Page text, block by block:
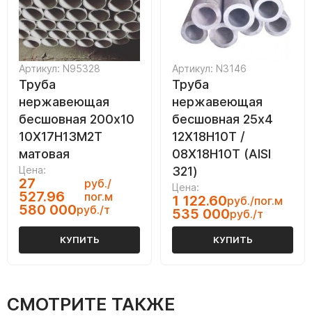
Артикул: N95328
Труба
нержавеющая
бесшовная 200х10
10Х17Н13М2Т
матовая
Цена:
27
527.96
руб./
пог.м
580 000руб./т
КУПИТЬ
Артикул: N3146
Труба
нержавеющая
бесшовная 25х4
12Х18Н10Т /
08Х18Н10Т (AISI
321)
Цена:
1 122.60руб./пог.м
535 000руб./т
КУПИТЬ
СМОТРИТЕ ТАКЖЕ